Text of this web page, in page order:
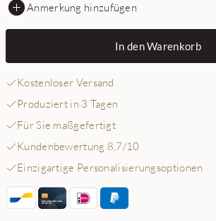
Anmerkung hinzufügen
In den Warenkorb
Kostenloser Versand
Produziert in 3 Tagen
Für Sie maßgefertigt
Kundenbewertung 8,7/10
Einzigartige Personalisierungsoptionen